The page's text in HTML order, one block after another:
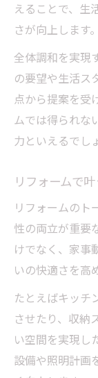
えることで、生
さが向上します。
全体調和を実現
の要望や生活ス
点から提案を受
ムでは得られな
力といえるでし
リフォームで
リフォームのト
性の両立が重要
けでなく、家事
いの快適さを高
たとえばキッチ
させたり、収納
い空間を実現し
設備や照明計画